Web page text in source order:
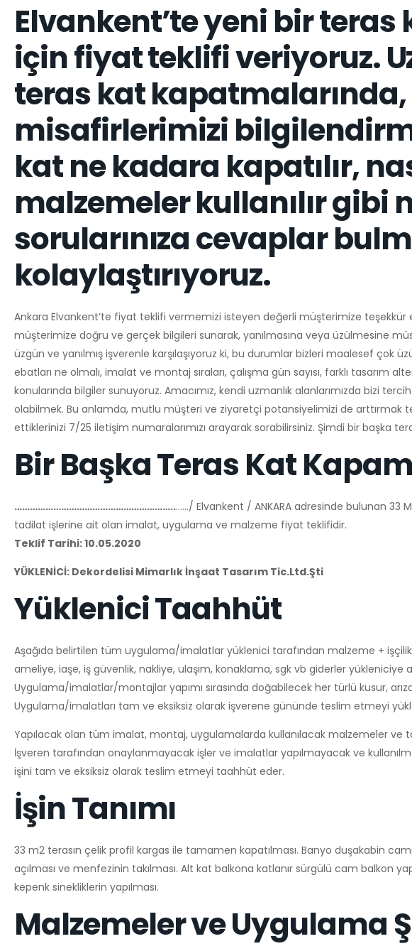
Elvankent’te yeni bir
için fiyat teklifi veriyoruz.
teras kat kapatmalarında,
misafirlerimizi
kat ne kadara kapatılır,
malzemeler kullanılır gibi
sorularınıza cevaplar
kolaylaştırıyoruz.
Ankara Elvankent’te fiyat teklifi vermemizi isteyen değerli müşterimize teşekkür
müşterimize doğru ve gerçek bilgileri sunarak, yanılmasına veya üzülmesine
üzgün ve yanılmış işverenle karşılaşıyoruz ki, bu durumlar bizleri maalesef çok
ebatları ne olmalı, imalat ve montaj sıraları, çalışma gün sayısı, farklı
konularında bilgiler sunuyoruz. Amacımız, kendi uzmanlık alanlarımızda bizi
olabilmek. Bu anlamda, mutlu müşteri ve ziyaretçi potansiyelimizi de arttırmak
ettiklerinizi 7/25 iletişim numaralarımızı arayarak sorabilirsiniz. Şimdi bir başka
Bir Başka Teras Kat
……………………………………………………..……/ Elvankent / ANKARA adresinde bulunan 33
tadilat işlerine ait olan imalat, uygulama ve malzeme fiyat teklifidir.
Teklif Tarihi: 10.05.2020
YÜKLENİCİ: Dekordelisi Mimarlık İnşaat Tasarım Tic.Ltd.Şti
Yüklenici Taahhüt
Aşağıda belirtilen tüm uygulama/imalatlar yüklenici tarafından malzeme +
ameliye, iaşe, iş güvenlik, nakliye, ulaşım, konaklama, sgk vb giderler
Uygulama/imalatlar/montajlar yapımı sırasında doğabilecek her türlü kusur,
Uygulama/imalatları tam ve eksiksiz olarak işverene gününde teslim etmeyi
Yapılacak olan tüm imalat, montaj, uygulamalarda kullanılacak malzemeler ve
İşveren tarafından onaylanmayacak işler ve imalatlar yapılmayacak ve
işini tam ve eksiksiz olarak teslim etmeyi taahhüt eder.
İşin Tanımı
33 m2 terasın çelik profil kargas ile tamamen kapatılması. Banyo duşakabin
açılması ve menfezinin takılması. Alt kat balkona katlanır sürgülü cam balkon
kepenk sinekliklerin yapılması.
Malzemeler ve Uygulama